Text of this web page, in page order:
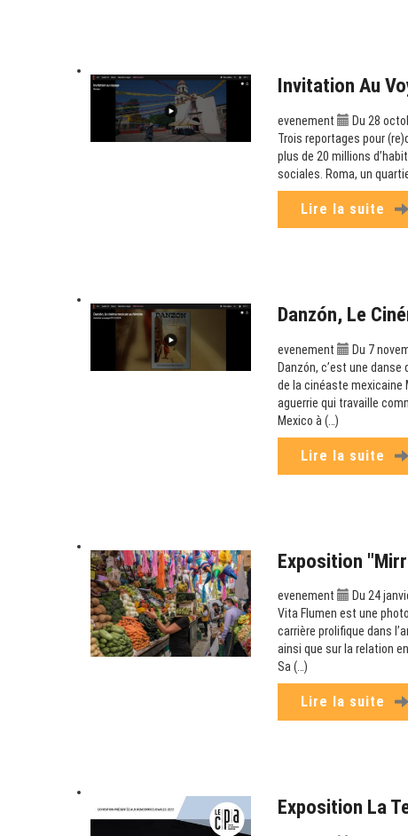
Invitation Au
evenement
Du 28
Trois reportages pour
plus de 20 millions
sociales. Roma, un
Lire la suite
Danzón, Le
evenement
Du 7
Danzón, c’est une
de la cinéaste mexicaine
aguerrie qui travaille
Mexico à (…)
Lire la suite
Exposition
evenement
Du 24
Vita Flumen est une
carrière prolifique dans
ainsi que sur la relation
Sa (…)
Lire la suite
Exposition La